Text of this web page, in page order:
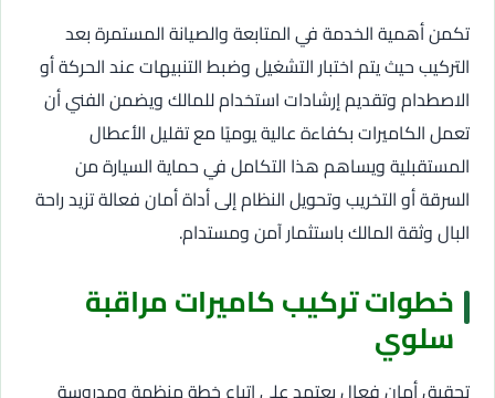
تكمن أهمية الخدمة في المتابعة والصيانة المستمرة بعد
التركيب حيث يتم اختبار التشغيل وضبط التنبيهات عند الحركة أو
الاصطدام وتقديم إرشادات استخدام للمالك ويضمن الفني أن
تعمل الكاميرات بكفاءة عالية يوميًا مع تقليل الأعطال
المستقبلية ويساهم هذا التكامل في حماية السيارة من
السرقة أو التخريب وتحويل النظام إلى أداة أمان فعالة تزيد راحة
البال وثقة المالك باستثمار آمن ومستدام.
خطوات تركيب كاميرات مراقبة
سلوي
تحقيق أمان فعال يعتمد على اتباع خطة منظمة ومدروسة